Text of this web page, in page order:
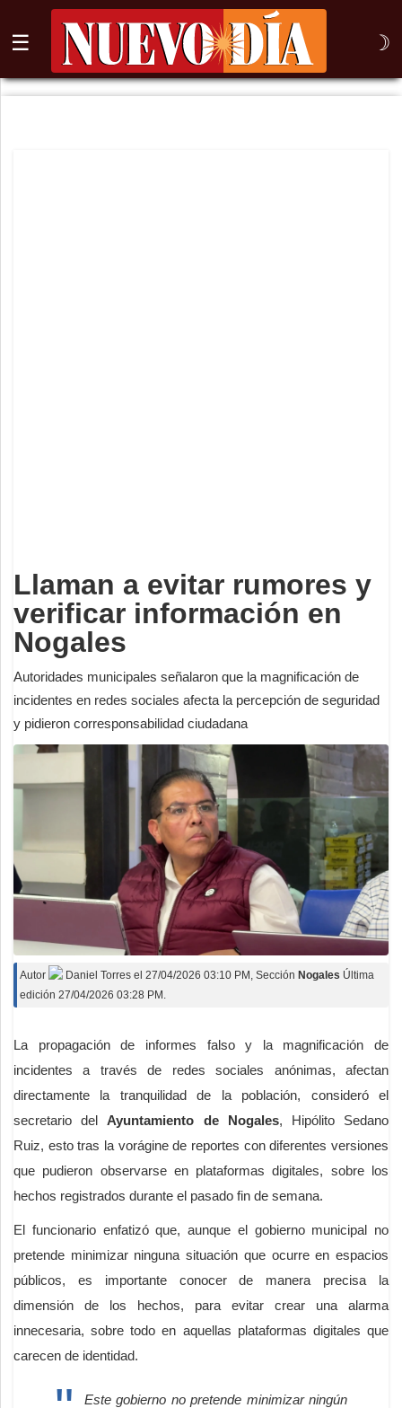
☰ ☽
⌕
Llaman a evitar rumores y
verificar información en
Nogales
Autoridades municipales señalaron que la magnificación de
incidentes en redes sociales afecta la percepción de seguridad
y pidieron corresponsabilidad ciudadana
Autor Daniel Torres el 27/04/2026 03:10 PM , Sección Nogales Última
edición 27/04/2026 03:28 PM.
La propagación de informes falso y la magnificación de
incidentes a través de redes sociales anónimas, afectan
directamente la tranquilidad de la población, consideró el
secretario delAyuntamiento de Nogales, Hipólito Sedano
Ruiz, esto tras la vorágine de reportes con diferentes versiones
que pudieron observarse en plataformas digitales, sobre los
hechos registrados durante el pasado fin de semana.
El funcionario enfatizó que, aunque el gobierno municipal no
pretende minimizar ninguna situación que ocurre en espacios
públicos, es importante conocer de manera precisa la
dimensión de los hechos, para evitar crear una alarma
innecesaria, sobre todo en aquellas plataformas digitales que
carecen de identidad.
Este gobierno no pretende minimizar ningún